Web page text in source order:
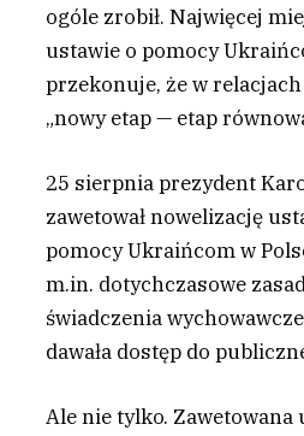
ogóle zrobił. Najwięcej
ustawie o pomocy
przekonuje, że w
„nowy etap — etap
25 sierpnia prezydent
zawetował nowelizację
pomocy Ukraińcom w
m.in. dotychczasowe
świadczenia
dawała dostęp do
Ale nie tylko. Zawetowana